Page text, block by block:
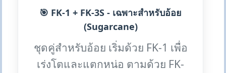
🎯 FK-1 + FK-3S - เฉพาะสำหรับอ้อย
(Sugarcane)
ชุดคู่สำหรับอ้อย เริ่มด้วย FK-1 เพื่อ
เร่งโตและแตกหน่อ ตามด้วย FK-